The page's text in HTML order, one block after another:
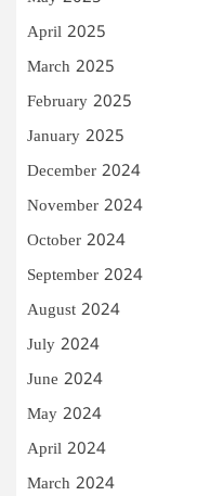
April 2025
March 2025
February 2025
January 2025
December 2024
November 2024
October 2024
September 2024
August 2024
July 2024
June 2024
May 2024
April 2024
March 2024